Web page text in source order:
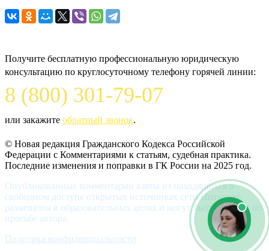
Получите бесплатную профессиональную юридическую
консультацию по круглосуточному телефону горячей линии:
8 (800) 301-79-07
или закажите обратный звонок.
© Новая редакция Гражданского Кодекса Российской
Федерации c Комментариями к статьям, судебная практика.
Последние изменения и поправки в ГК России на 2025 год.
Опубликованные комментарии взяты из находящихся в
свободном доступе открытых источниках сети Интернет,
размещены в образовательных целях и могут быть удалены по
просьбе автора.
Политика конфиденциальности